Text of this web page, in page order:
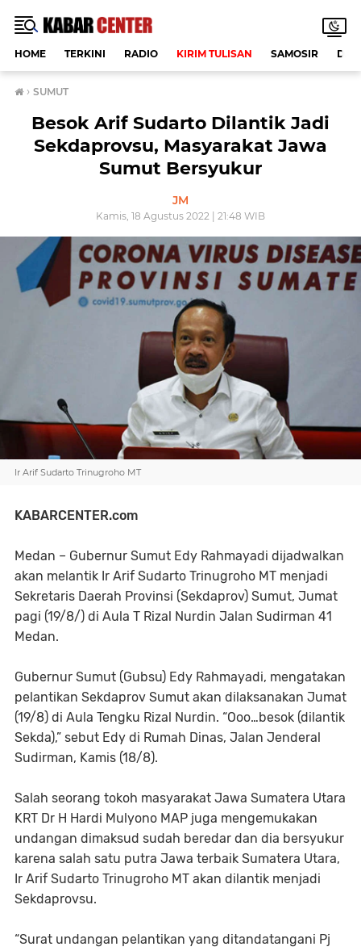
HOME TERKINI RADIO KIRIM TULISAN SAMOSIR
› SUMUT
Besok Arif Sudarto Dilantik Jadi
Sekdaprovsu, Masyarakat Jawa
Sumut Bersyukur
JM
Kamis, 18 Agustus 2022 | 21:48 WIB
Ir Arif Sudarto Trinugroho MT
KABARCENTER.com
Medan – Gubernur Sumut Edy Rahmayadi dijadwalkan
akan melantik Ir Arif Sudarto Trinugroho MT menjadi
Sekretaris Daerah Provinsi (Sekdaprov) Sumut, Jumat
pagi (19/8/) di Aula T Rizal Nurdin Jalan Sudirman 41
Medan.
Gubernur Sumut (Gubsu) Edy Rahmayadi, mengatakan
pelantikan Sekdaprov Sumut akan dilaksanakan Jumat
(19/8) di Aula Tengku Rizal Nurdin. “Ooo…besok (dilantik
Sekda),” sebut Edy di Rumah Dinas, Jalan Jenderal
Sudirman, Kamis (18/8).
Salah seorang tokoh masyarakat Jawa Sumatera Utara
KRT Dr H Hardi Mulyono MAP juga mengemukakan
undangan dimaksud sudah beredar dan dia bersyukur
karena salah satu putra Jawa terbaik Sumatera Utara,
Ir Arif Sudarto Trinugroho MT akan dilantik menjadi
Sekdaprovsu.
“Surat undangan pelantikan yang ditandatangani Pj